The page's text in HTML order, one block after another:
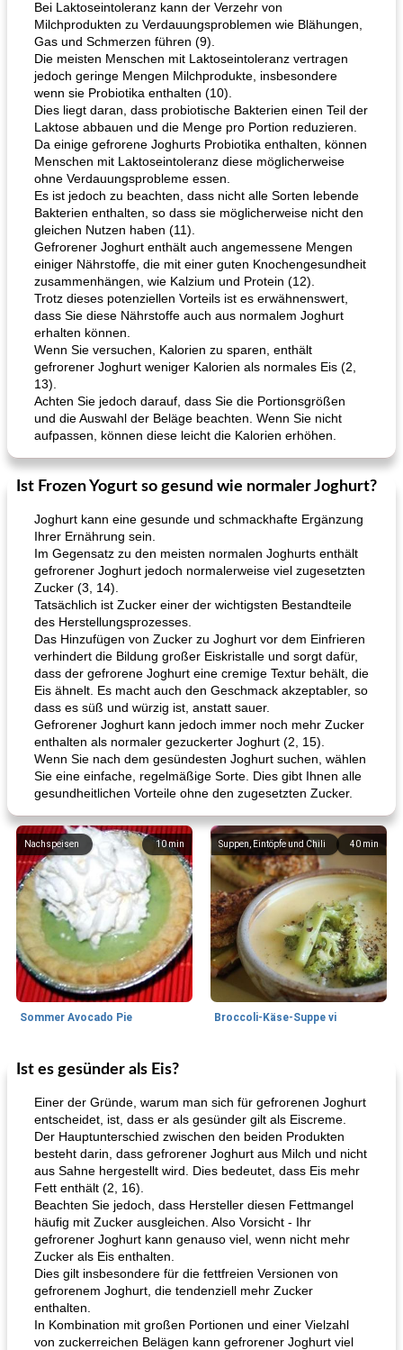
Bei Laktoseintoleranz kann der Verzehr von
Milchprodukten zu Verdauungsproblemen wie Blähungen,
Gas und Schmerzen führen (9).
Die meisten Menschen mit Laktoseintoleranz vertragen
jedoch geringe Mengen Milchprodukte, insbesondere
wenn sie Probiotika enthalten (10).
Dies liegt daran, dass probiotische Bakterien einen Teil der
Laktose abbauen und die Menge pro Portion reduzieren.
Da einige gefrorene Joghurts Probiotika enthalten, können
Menschen mit Laktoseintoleranz diese möglicherweise
ohne Verdauungsprobleme essen.
Es ist jedoch zu beachten, dass nicht alle Sorten lebende
Bakterien enthalten, so dass sie möglicherweise nicht den
gleichen Nutzen haben (11).
Gefrorener Joghurt enthält auch angemessene Mengen
einiger Nährstoffe, die mit einer guten Knochengesundheit
zusammenhängen, wie Kalzium und Protein (12).
Trotz dieses potenziellen Vorteils ist es erwähnenswert,
dass Sie diese Nährstoffe auch aus normalem Joghurt
erhalten können.
Wenn Sie versuchen, Kalorien zu sparen, enthält
gefrorener Joghurt weniger Kalorien als normales Eis (2,
13).
Achten Sie jedoch darauf, dass Sie die Portionsgrößen
und die Auswahl der Beläge beachten. Wenn Sie nicht
aufpassen, können diese leicht die Kalorien erhöhen.
Ist Frozen Yogurt so gesund wie normaler Joghurt?
Joghurt kann eine gesunde und schmackhafte Ergänzung
Ihrer Ernährung sein.
Im Gegensatz zu den meisten normalen Joghurts enthält
gefrorener Joghurt jedoch normalerweise viel zugesetzten
Zucker (3, 14).
Tatsächlich ist Zucker einer der wichtigsten Bestandteile
des Herstellungsprozesses.
Das Hinzufügen von Zucker zu Joghurt vor dem Einfrieren
verhindert die Bildung großer Eiskristalle und sorgt dafür,
dass der gefrorene Joghurt eine cremige Textur behält, die
Eis ähnelt. Es macht auch den Geschmack akzeptabler, so
dass es süß und würzig ist, anstatt sauer.
Gefrorener Joghurt kann jedoch immer noch mehr Zucker
enthalten als normaler gezuckerter Joghurt (2, 15).
Wenn Sie nach dem gesündesten Joghurt suchen, wählen
Sie eine einfache, regelmäßige Sorte. Dies gibt Ihnen alle
gesundheitlichen Vorteile ohne den zugesetzten Zucker.
10min
Nachspeisen
Sommer Avocado Pie
40 min
Suppen, Eintöpfe und Chili
Broccoli-Käse-Suppe vi
35min
Kurs
Karamell-Brownie-Kuchen Cilantro-Curry-Hühnersalat
Ist es gesünder als Eis?
Einer der Gründe, warum man sich für gefrorenen Joghurt
entscheidet, ist, dass er als gesünder gilt als Eiscreme.
Der Hauptunterschied zwischen den beiden Produkten
besteht darin, dass gefrorener Joghurt aus Milch und nicht
aus Sahne hergestellt wird. Dies bedeutet, dass Eis mehr
Fett enthält (2, 16).
Beachten Sie jedoch, dass Hersteller diesen Fettmangel
häufig mit Zucker ausgleichen. Also Vorsicht - Ihr
gefrorener Joghurt kann genauso viel, wenn nicht mehr
Zucker als Eis enthalten.
Dies gilt insbesondere für die fettfreien Versionen von
gefrorenem Joghurt, die tendenziell mehr Zucker
enthalten.
In Kombination mit großen Portionen und einer Vielzahl
von zuckerreichen Belägen kann gefrorener Joghurt viel